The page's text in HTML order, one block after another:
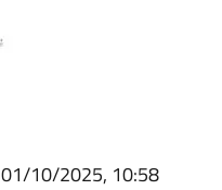
01/10/2025, 10:58